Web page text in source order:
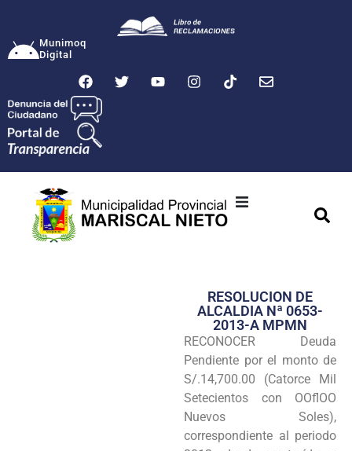
Munimoq
Digital
Transparencia
Seguridad
Programas
Intranet
RESOLUCION DE
ALCALDIA Nª 0653-
2013-A MPMN
RECONOCER Deuda
Pendiente por el monto de
S/.14,700.00 (Catorce Mil
Setecientos con OOflOO
Nuevos Soles),
correspondiente al periodo